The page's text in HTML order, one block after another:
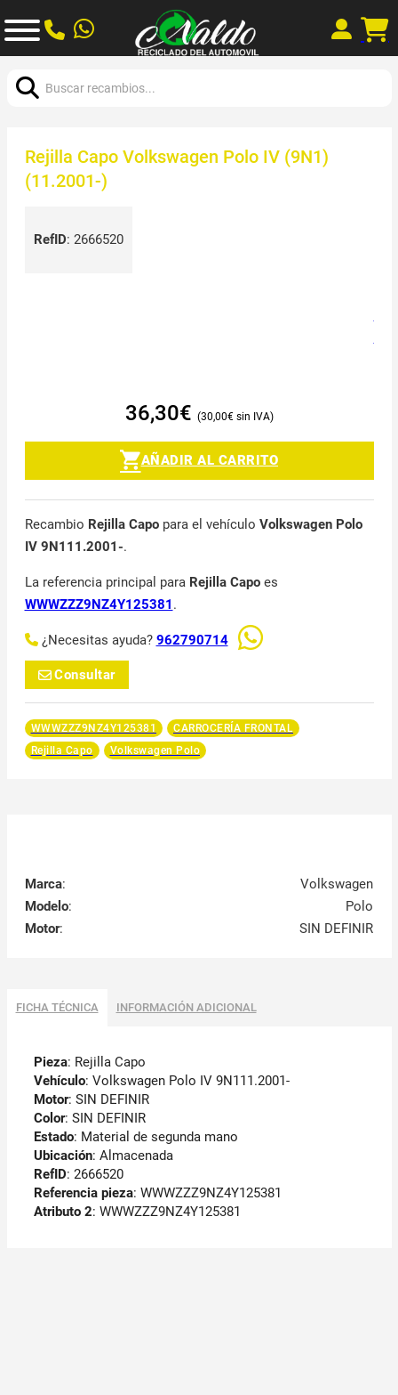
Rejilla Capo Volkswagen Polo IV (9N1)
(11.2001-)
RefID: 2666520
36,30€ 30,00€
AÑADIR AL CARRITO
Recambio Rejilla Capopara el vehículo Volkswagen Polo
IV 9N111.2001-.
La referencia principal para Rejilla Capoes
WWWZZZ9NZ4Y125381 .
¿Necesitas ayuda? 962790714
Consultar
WWWZZZ9NZ4Y125381
CARROCERÍA FRONTAL
Rejilla Capo
Volkswagen Polo
Marca:
Volkswagen
Modelo:
Polo
Motor: SIN DEFINIR
FICHA TÉCNICA INFORMACIÓN ADICIONAL
Pieza: Rejilla Capo
Vehículo: Volkswagen Polo IV 9N111.2001-
Motor: SIN DEFINIR
Color: SIN DEFINIR
Estado: Material de segunda mano
Ubicación: Almacenada
RefID: 2666520
Referencia pieza: WWWZZZ9NZ4Y125381
Atributo 2: WWWZZZ9NZ4Y125381